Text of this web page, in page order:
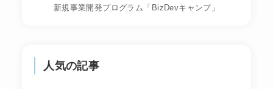
新規事業開発プログラム「BizDevキャンプ」
人気の記事